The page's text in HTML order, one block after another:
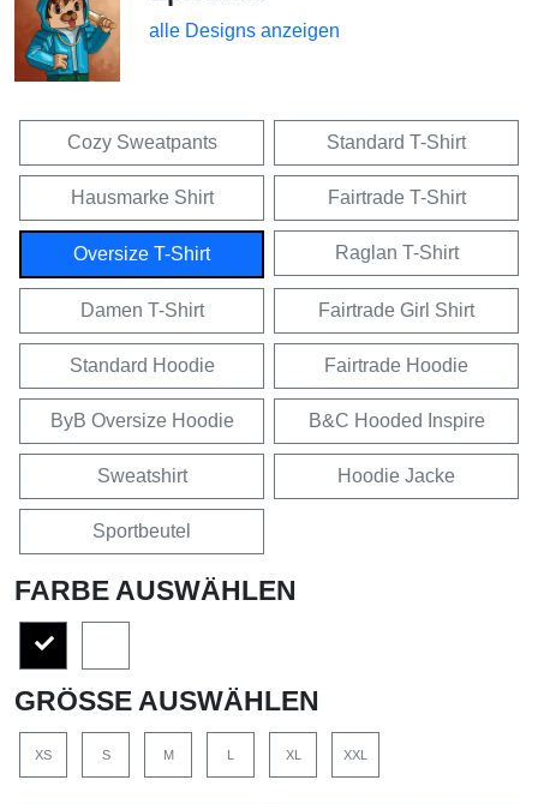
alle Designs anzeigen
Cozy Sweatpants Standard T-Shirt
Hausmarke Shirt Fairtrade T-Shirt
Oversize T-Shirt Raglan T-Shirt
Damen T-Shirt Fairtrade Girl Shirt
Standard Hoodie Fairtrade Hoodie
ByB Oversize Hoodie B&C Hooded Inspire
Sweatshirt Hoodie Jacke
Sportbeutel
FARBE AUSWÄHLEN
GRÖSSE AUSWÄHLEN
XS S M L XL XXL